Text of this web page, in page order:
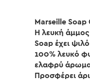
Marseille
Η λευκή άμμος
Soap έχει
100% λευκό
ελαφρύ
Προσφέρει